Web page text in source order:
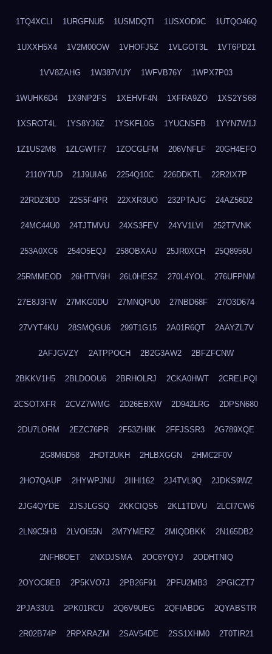
1TQ4XCLI 1URGFNU5 1USMDQTI 1USXOD9C 1UTQO46Q
1UXXH5X4 1V2M00OW 1VHOFJ5Z 1VLGOT3L 1VT6PD21
1VV8ZAHG 1W387VUY 1WFVB76Y 1WPX7P03
1WUHK6D4 1X9NP2FS 1XEHVF4N 1XFRA9ZO 1XS2YS68
1XSROT4L 1YS8YJ6Z 1YSKFL0G 1YUCNSFB 1YYN7W1J
1Z1US2M8 1ZLGWTF7 1ZOCGLFM 206VNFLF 20GH4EFO
2110Y7UD 21J9UIA6 2254Q10C 226DDKTL 22R2IX7P
22RDZ3DD 22S5F4PR 22XXR3UO 232PTAJG 24AZ56D2
24MC44U0 24TJTMVU 24XS3FEV 24YV1LVI 252T7VNK
253A0XC6 254O5EQJ 258OBXAU 25JR0XCH 25Q8956U
25RMMEOD 26HTTV6H 26L0HESZ 270L4YOL 276UFPNM
27E8J3FW 27MKG0DU 27MNQPU0 27NBD68F 27O3D674
27VYT4KU 28SMQGU6 299T1G15 2A01R6QT 2AAYZL7V
2AFJGVZY 2ATPPOCH 2B2G3AW2 2BFZFCNW
2BKKV1H5 2BLDOOU6 2BRHOLRJ 2CKA0HWT 2CRELPQI
2CSOTXFR 2CVZ7WMG 2D26EBXW 2D942LRG 2DPSN680
2DU7LORM 2EZC76PR 2F53ZH8K 2FFJSSR3 2G789XQE
2G8M6D58 2HDT2UKH 2HLBXGGN 2HMC2F0V
2HO7QAUP 2HYWPJNU 2IIHI162 2J4TVL9Q 2JDKS9WZ
2JG4QYDE 2JSJLGSQ 2KKCIQS5 2KL1TDVU 2LCI7CW6
2LN9C5H3 2LVOI55N 2M7YMERZ 2MIQDBKK 2N165DB2
2NFH8OET 2NXDJSMA 2OC6YQYJ 2ODHTNIQ
2OYOC8EB 2P5KVO7J 2PB26F91 2PFU2MB3 2PGICZT7
2PJA33U1 2PK01RCU 2Q6V9UEG 2QFIABDG 2QYABSTR
2R02B74P 2RPXRAZM 2SAV54DE 2SS1XHM0 2T0TIR21